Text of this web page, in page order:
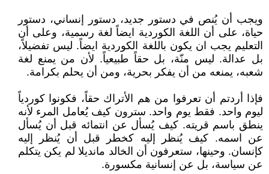
ويجب أن يُنص في دستور جديد، دستور إنساني، دستور
حياة، على أن اللغة الكوردية ايضاً لغة رسمية، وعلى أن
التعليم يجب ان يكون باللغة الكوردية ايضاً. ليس تفضيلاً،
بل عدالة. ليس منّة، بل حقاً طبيعياً. لأن من يمنع لغة
شعبه، يمنعه من أن يفكر بحرية، ومن أن يحلم بكرامة.
فإذا أردتم أن تعرفوا من هم الأتراك حقاً، فكونوا كوردياً
ليوم واحد. فقط يوم واحد. سترون كيف يُعامل المرء لأنه
ينطق باسم قريته. كيف يُسأل عن انتمائه قبل أن يُسأل
عن اسمه. كيف يُنظر إليه كخطر قبل أن يُنظر إليه
كإنسان. وحينها، ستعرفون أن الخالد مانديلا لم يكن يتكلم
عن سياسة، بل عن إنسانية مكسورة.